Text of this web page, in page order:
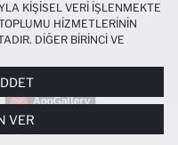
KIŞISEL VERI IŞLENMEKTE
HIZMETLERININ
DIĞER BIRINCI VE
IYI BIR ALIŞVERIŞ
IŞLEVSEL KILINMASI VE
HALINDE, SIZLERE
YAPILMASI AMAÇLARIYLA
DAIR TERCIHLERINIZI
HER ZAMAN YÖNETEBILIR,
VER